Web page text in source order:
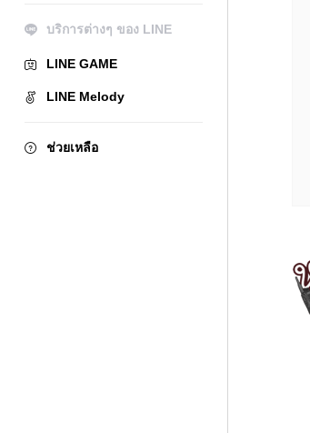
บริการต่างๆ ของ LINE
LINE GAME
LINE Melody
ช่วยเหลือ